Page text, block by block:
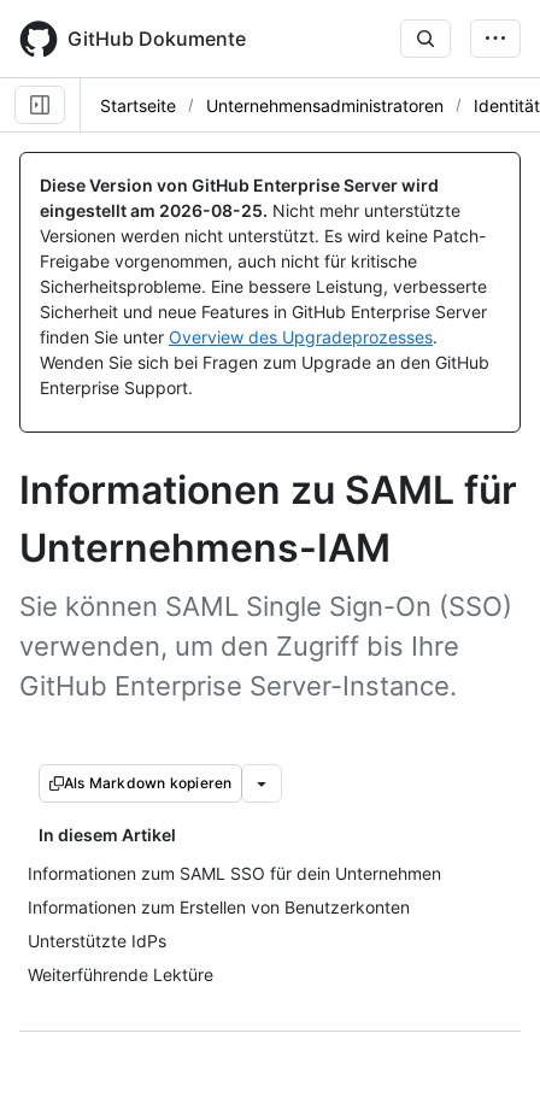
main
content
GitHub Dokumente
Startseite Unternehmensadministratoren
Diese Version von GitHub Enterprise Server wird
eingestellt am 2026-08-25. Nicht mehr unterstützte
Versionen werden nicht unterstützt. Es wird keine Patch-
Freigabe vorgenommen, auch nicht für kritische
Sicherheitsprobleme. Eine bessere Leistung, verbesserte
Sicherheit und neue Features in GitHub Enterprise Server
finden Sie unter Overview des Upgradeprozesses.
Wenden Sie sich bei Fragen zum Upgrade an den GitHub
Enterprise Support.
Informationen zu SAML für
Unternehmens-IAM
Sie können SAML Single Sign-On (SSO)
verwenden, um den Zugriff bis Ihre
GitHub Enterprise Server-Instance.
Als Markdown kopieren
In diesem Artikel
Informationen zum SAML SSO für dein Unternehmen
Informationen zum Erstellen von Benutzerkonten
Unterstützte IdPs
Weiterführende Lektüre